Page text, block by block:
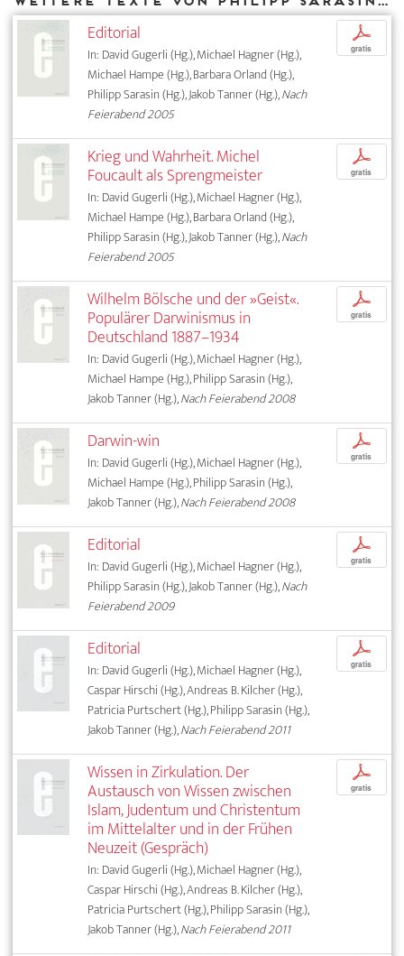
Editorial
In: David Gugerli (Hg.), Michael Hagner (Hg.),
Michael Hampe (Hg.), Barbara Orland (Hg.),
Philipp Sarasin (Hg.), Jakob Tanner (Hg.),Nach
Feierabend 2005
p
gratis
Krieg und Wahrheit. Michel
Foucault als Sprengmeister
In: David Gugerli (Hg.), Michael Hagner (Hg.),
Michael Hampe (Hg.), Barbara Orland (Hg.),
Philipp Sarasin (Hg.), Jakob Tanner (Hg.),Nach
Feierabend 2005
p
gratis
Wilhelm Bölsche und der »Geist«.
Populärer Darwinismus in
Deutschland 1887–1934
In: David Gugerli (Hg.), Michael Hagner (Hg.),
Michael Hampe (Hg.), Philipp Sarasin (Hg.),
Jakob Tanner (Hg.),Nach Feierabend 2008
p
gratis
Darwin-win
In: David Gugerli (Hg.), Michael Hagner (Hg.),
Michael Hampe (Hg.), Philipp Sarasin (Hg.),
Jakob Tanner (Hg.),Nach Feierabend 2008
p
gratis
Editorial
In: David Gugerli (Hg.), Michael Hagner (Hg.),
Philipp Sarasin (Hg.), Jakob Tanner (Hg.),Nach
Feierabend 2009
p
gratis
Editorial
In: David Gugerli (Hg.), Michael Hagner (Hg.),
Caspar Hirschi (Hg.), Andreas B. Kilcher (Hg.),
Patricia Purtschert (Hg.), Philipp Sarasin (Hg.),
Jakob Tanner (Hg.),Nach Feierabend 2011
p
gratis
Wissen in Zirkulation. Der
Austausch von Wissen zwischen
Islam, Judentum und Christentum
im Mittelalter und in der Frühen
Neuzeit (Gespräch)
In: David Gugerli (Hg.), Michael Hagner (Hg.),
Caspar Hirschi (Hg.), Andreas B. Kilcher (Hg.),
Patricia Purtschert (Hg.), Philipp Sarasin (Hg.),
Jakob Tanner (Hg.),Nach Feierabend 2011
p
gratis